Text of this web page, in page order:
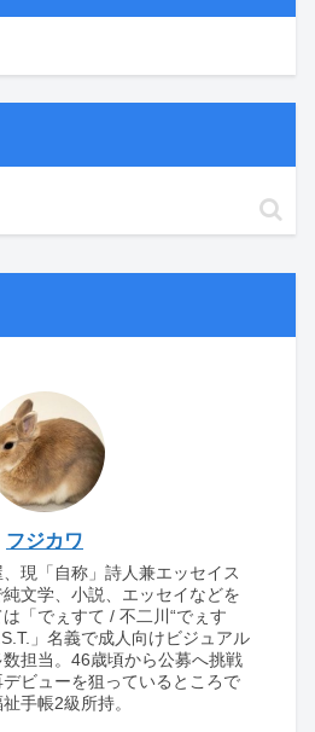
フジカワ
現「自称」詩人兼エッセイス
文学、小説、エッセイなどを
「でぇすて / 不二川“でぇす
」名義で成人向けビジュアル
担当。46歳頃から公募へ挑戦
ビューを狙っているところで
手帳2級所持。